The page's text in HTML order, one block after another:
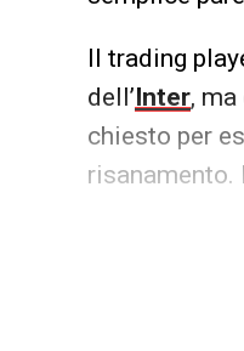
Il trading
dell’Inter,
chiesto per
risanamento.
LA